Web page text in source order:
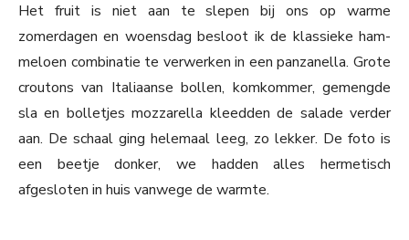
Het fruit is niet aan te slepen bij ons op warme
zomerdagen en woensdag besloot ik de klassieke ham-
meloen combinatie te verwerken in een panzanella. Grote
croutons van Italiaanse bollen, komkommer, gemengde
sla en bolletjes mozzarella kleedden de salade verder
aan. De schaal ging helemaal leeg, zo lekker. De foto is
een beetje donker, we hadden alles hermetisch
afgesloten in huis vanwege de warmte.